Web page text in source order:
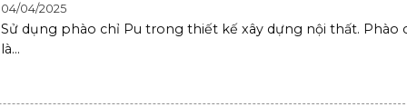
04/04/2025
Sử dụng phào chỉ Pu trong thiết kế xây dựng nội thất. Phào
là...